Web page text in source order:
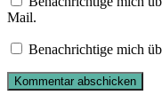
Mail.
Benachrichtige mich